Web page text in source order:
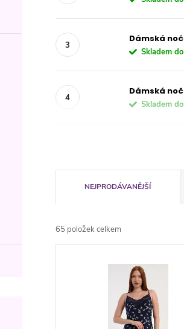
Dámská
Skladem
Dámská
Skladem
a
z
NEJPRODÁVANĚJŠÍ
65 položek celkem